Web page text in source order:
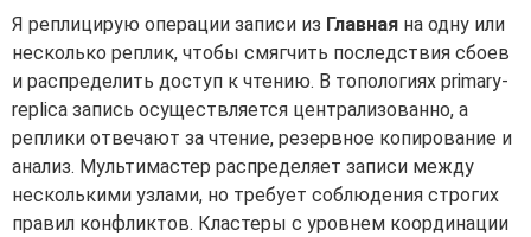
Я реплицирую операции записи из Главная на одну или
несколько реплик, чтобы смягчить последствия сбоев
и распределить доступ к чтению. В топологиях primary-
replica запись осуществляется централизованно, а
реплики отвечают за чтение, резервное копирование и
анализ. Мультимастер распределяет записи между
несколькими узлами, но требует соблюдения строгих
правил конфликтов. Кластеры с уровнем координации